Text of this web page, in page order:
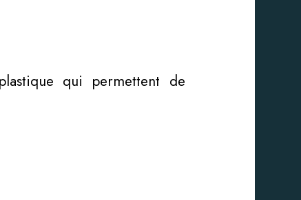
qui permettent de